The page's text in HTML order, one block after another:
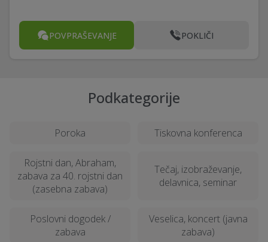
POVPRAŠEVANJE POKLIČI
Podkategorije
Poroka Tiskovna konferenca
Rojstni dan, Abraham,
zabava za 40. rojstni dan
(zasebna zabava)
Tečaj, izobraževanje,
delavnica, seminar
Poslovni dogodek /
zabava
Veselica, koncert (javna
zabava)